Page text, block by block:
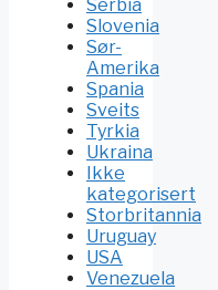
Serbia
Slovenia
Sør-
Amerika
Spania
Sveits
Tyrkia
Ukraina
Ikke
kategorisert
Storbritannia
Uruguay
USA
Venezuela